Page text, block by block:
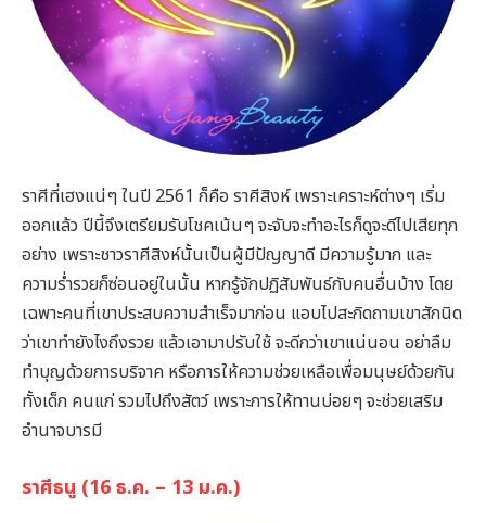
ราศีที่เฮงแน่ๆ ในปี 2561 ก็คือ ราศีสิงห์ เพราะเคราะห์ต่างๆ เริ่ม
ออกแล้ว ปีนี้จึงเตรียมรับโชคเน้นๆ จะจับจะทำอะไรก็ดูจะดีไปเสียทุก
อย่าง เพราะชาวราศีสิงห์นั้นเป็นผู้มีปัญญาดี มีความรู้มาก และ
ความร่ำรวยก็ซ่อนอยู่ในนั้น หากรู้จักปฏิสัมพันธ์กับคนอื่นบ้าง โดย
เฉพาะคนที่เขาประสบความสำเร็จมาก่อน แอบไปสะกิดถามเขาสักนิด
ว่าเขาทำยังไงถึงรวย แล้วเอามาปรับใช้ จะดีกว่าเขาแน่นอน อย่าลืม
ทำบุญด้วยการบริจาค หรือการให้ความช่วยเหลือเพื่อมนุษย์ด้วยกัน
ทั้งเด็ก คนแก่ รวมไปถึงสัตว์ เพราะการให้ทานบ่อยๆ จะช่วยเสริม
อำนาจบารมี
ราศีธนู (16 ธ.ค. – 13 ม.ค.)